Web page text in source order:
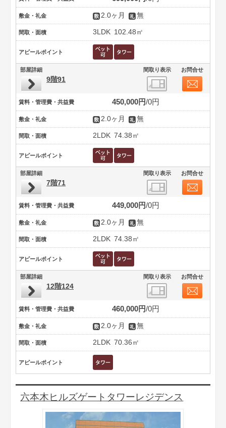
敷金・礼金 2.0ヶ月 無
間取・面積 3LDK 102.48㎡
アピールポイント
部屋詳細 間取り表示 お問合せ
9階91
賃料・管理費・共益費 450,000円 0円
敷金・礼金 2.0ヶ月 無
間取・面積 2LDK 74.38㎡
アピールポイント
部屋詳細 間取り表示 お問合せ
7階71
賃料・管理費・共益費 449,000円 0円
敷金・礼金 2.0ヶ月 無
間取・面積 2LDK 74.38㎡
アピールポイント
部屋詳細 間取り表示 お問合せ
12階124
賃料・管理費・共益費 460,000円 0円
敷金・礼金 2.0ヶ月 無
間取・面積 2LDK 70.36㎡
アピールポイント
六本木ヒルズゲートタワーレジデンス